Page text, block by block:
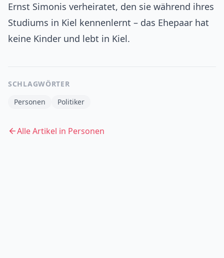
Ernst Simonis verheiratet, den sie während ihres
Studiums in Kiel kennenlernt – das Ehepaar hat
keine Kinder und lebt in Kiel.
SCHLAGWÖRTER
Personen
Politiker
Alle Artikel in Personen